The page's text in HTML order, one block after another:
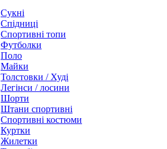
Сукні
Спідниці
Спортивні топи
Футболки
Поло
Майки
Толстовки / Худі
Легінси / лосини
Шорти
Штани спортивні
Спортивні костюми
Куртки
Жилетки